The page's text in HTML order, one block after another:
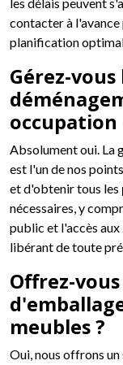
les délais peuvent
contacter à
planification
Gérez-
occupation
Absolument oui. La
est l'un de nos
et d'obtenir tous les
nécessaires, y
public et l'accès
libérant de toute
Offrez-
meubles ?
Oui, nous offrons